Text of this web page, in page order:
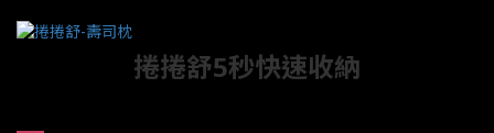
捲捲舒5秒快速收納